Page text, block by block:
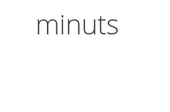
minuts